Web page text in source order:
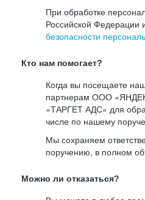
При обработке
Российской Федерации
безопасности
Кто нам помогает?
Когда вы посещаете
партнерам ООО
«ТАРГЕТ АДС» для
числе по нашему
Мы сохраняем
поручению, в полном
Можно ли отказаться?